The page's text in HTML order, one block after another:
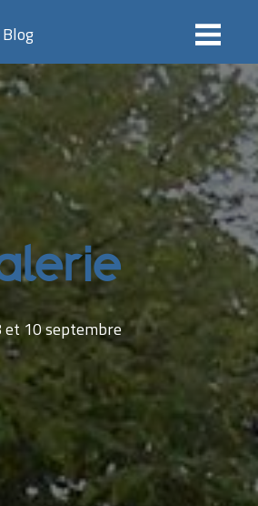
Blog
et 10 septembre